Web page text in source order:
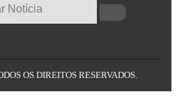
OS DIREITOS RESERVADOS.